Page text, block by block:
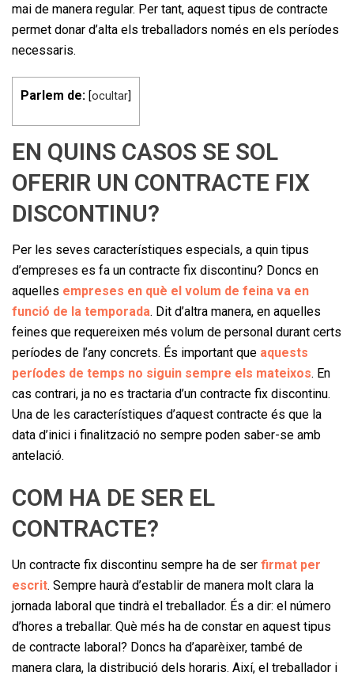
mai de manera regular. Per tant, aquest tipus de contracte
permet donar d’alta els treballadors només en els períodes
necessaris.
Parlem de: [ocultar]
EN QUINS CASOS SE SOL
OFERIR UN CONTRACTE FIX
DISCONTINU?
Per les seves característiques especials, a quin tipus
d’empreses es fa un contracte fix discontinu? Doncs en
aquelles empreses en què el volum de feina va en
funció de la temporada. Dit d’altra manera, en aquelles
feines que requereixen més volum de personal durant certs
períodes de l’any concrets. És important que aquests
períodes de temps no siguin sempre els mateixos. En
cas contrari, ja no es tractaria d’un contracte fix discontinu.
Una de les característiques d’aquest contracte és que la
data d’inici i finalització no sempre poden saber-se amb
antelació.
COM HA DE SER EL
CONTRACTE?
Un contracte fix discontinu sempre ha de ser firmat per
escrit. Sempre haurà d’establir de manera molt clara la
jornada laboral que tindrà el treballador. És a dir: el número
d’hores a treballar. Què més ha de constar en aquest tipus
de contracte laboral? Doncs ha d’aparèixer, també de
manera clara, la distribució dels horaris. Així, el treballador i